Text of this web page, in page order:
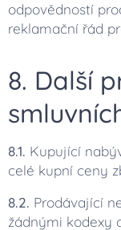
odpovědností
reklamační řád
8. Další
8.1. Kupující
celé kupní ceny
8.2. Prodávající
žádnými kodexy